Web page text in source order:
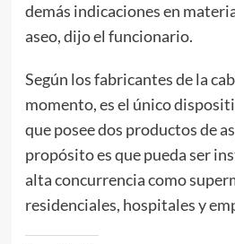
demás indicaciones en
aseo, dijo el funcionario.
Según los fabricantes de la
momento, es el único
que posee dos productos de
propósito es que pueda ser
alta concurrencia como
residenciales, hospitales y